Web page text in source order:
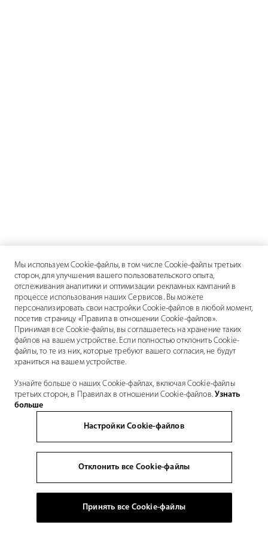
Мы используем Cookie-файлы, в том числе Cookie-файлы третьих
сторон, для улучшения вашего пользовательского опыта,
отслеживания аналитики и оптимизации рекламных кампаний в
процессе использования наших Сервисов. Вы можете
персонализировать свои настройки Cookie-файлов в любой момент,
посетив страницу «Правила в отношении Cookie-файлов».
Принимая все Cookie-файлы, вы соглашаетесь на хранение таких
файлов на вашем устройстве. Если полностью отклонить Cookie-
файлы, то те из них, которые требуют вашего согласия, не будут
храниться на вашем устройстве.
Узнайте больше о наших Cookie-файлах, включая Cookie-файлы
третьих сторон, в Правилах в отношении Cookie-файлов.Узнать
больше
Настройки Cookie-файлов
Отклонить все Cookie-файлы
Принять все Cookie-файлы